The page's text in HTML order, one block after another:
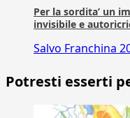
Per la sordita’ un
invisibile e
Salvo Franchina
Potresti esserti